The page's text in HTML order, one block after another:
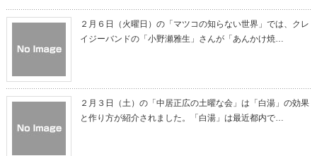
２月６日（火曜日）の「マツコの知らない世界」では、クレ
イジーバンドの「小野瀬雅生」さんが「あんかけ焼…
２月３日（土）の「中居正広の土曜な会」は「白湯」の効果
と作り方が紹介されました。「白湯」は最近都内で…